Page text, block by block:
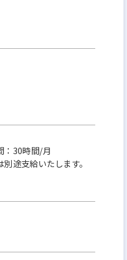
：30時間/月
途支給いたします。